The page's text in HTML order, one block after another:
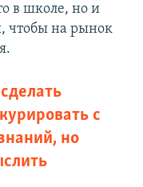
в школе, но и
чтобы на рынок
с
но